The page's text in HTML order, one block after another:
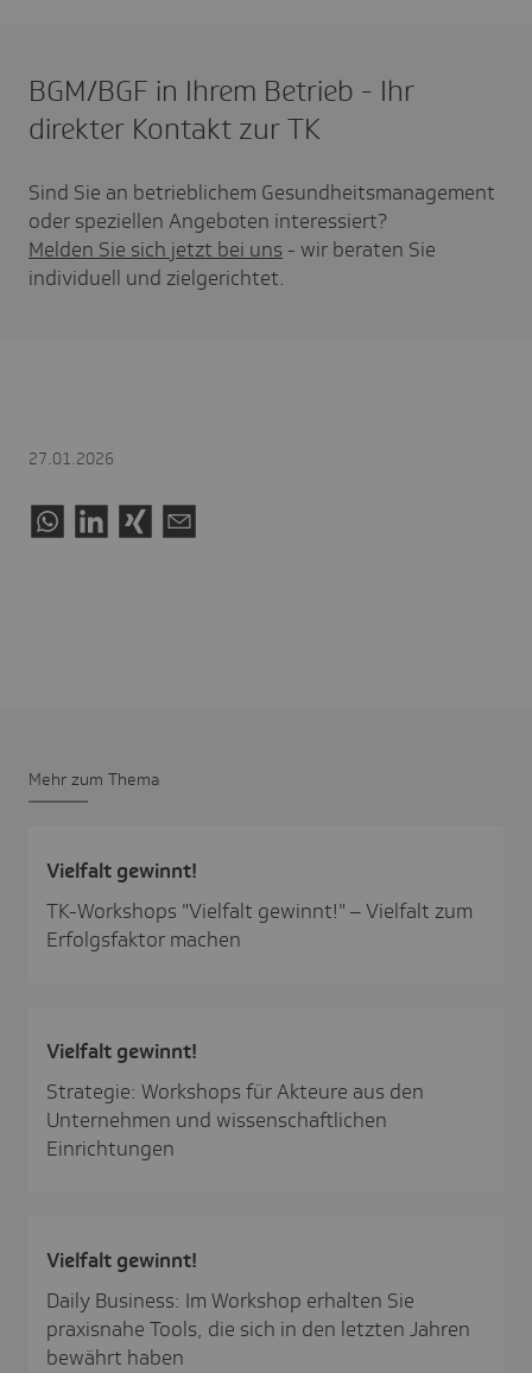
BGM/BGF in Ihrem Betrieb - Ihr
direkter Kontakt zur TK
Sind Sie an betrieblichem Gesundheitsmanagement
oder speziellen Angeboten interessiert?
Melden Sie sich jetzt bei uns - wir beraten Sie
individuell und zielgerichtet.
27.01.2026
Mehr zum Thema
Viel­falt gewinnt!
TK-Workshops "Vielfalt gewinnt!" – Vielfalt zum
Erfolgsfaktor machen
Viel­falt gewinnt!
Strategie: Workshops für Akteure aus den
Unternehmen und wissenschaftlichen
Einrichtungen
Viel­falt gewinnt!
Daily Business: Im Workshop erhalten Sie
praxisnahe Tools, die sich in den letzten Jahren
bewährt haben